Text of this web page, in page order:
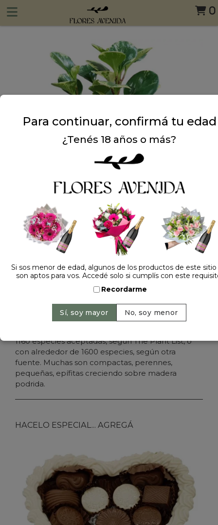
0
1 opinión +
Dejá tu opinión
PLANTA PEPEROMIA
Peperomia es uno de los dos grandes géneros
1160​ especies aceptadas, según The Plant List, o
con alrededor de 1600 especies, según otra
fuente.​ Muchas son compactas, perennes,
pequeñas, epífitas creciendo sobre madera
podrida.
HACELO ESPECIAL... AGREGÁ
Para continuar, confirmá tu edad
¿Tenés 18 años o más?
Si sos menor de edad, algunos de los productos de este
son aptos para vos. Accedé solo si cumplís con este
Recordarme